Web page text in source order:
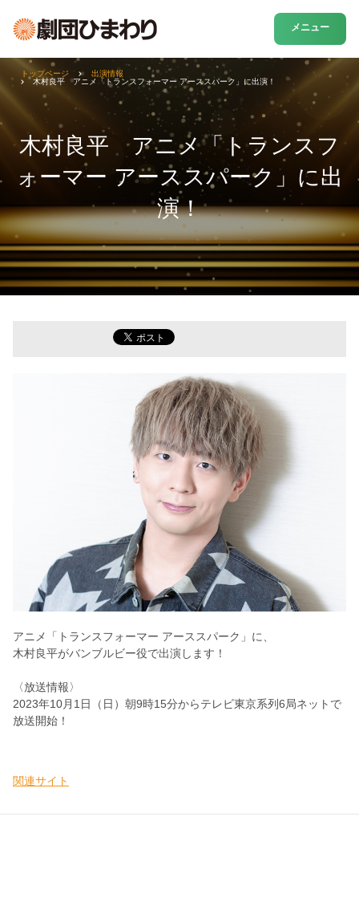
メニュー
木村良平 アニメ「トランスフ
ォーマー アーススパーク」に出
演！
トップページ
出演情報
木村良平 アニメ「トランスフォーマー アーススパーク」に出演！
アニメ「トランスフォーマー アーススパーク」に、
木村良平がバンブルビー役で出演します！
〈放送情報〉
2023年10月1日（日） 朝9時15分からテレビ東京系列6局ネットで
放送開始！
関連サイト